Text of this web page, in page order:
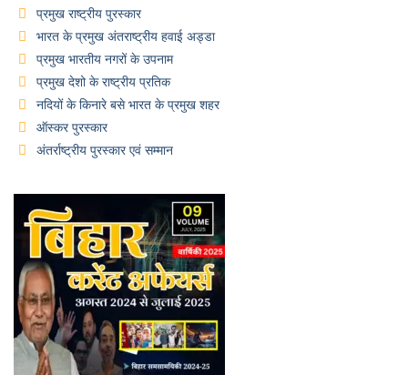
प्रमुख राष्ट्रीय पुरस्कार
भारत के प्रमुख अंतराष्ट्रीय हवाई अड्डा
प्रमुख भारतीय नगरों के उपनाम
प्रमुख देशो के राष्ट्रीय प्रतिक
नदियों के किनारे बसे भारत के प्रमुख शहर
ऑस्कर पुरस्कार
अंतर्राष्ट्रीय पुरस्कार एवं सम्मान